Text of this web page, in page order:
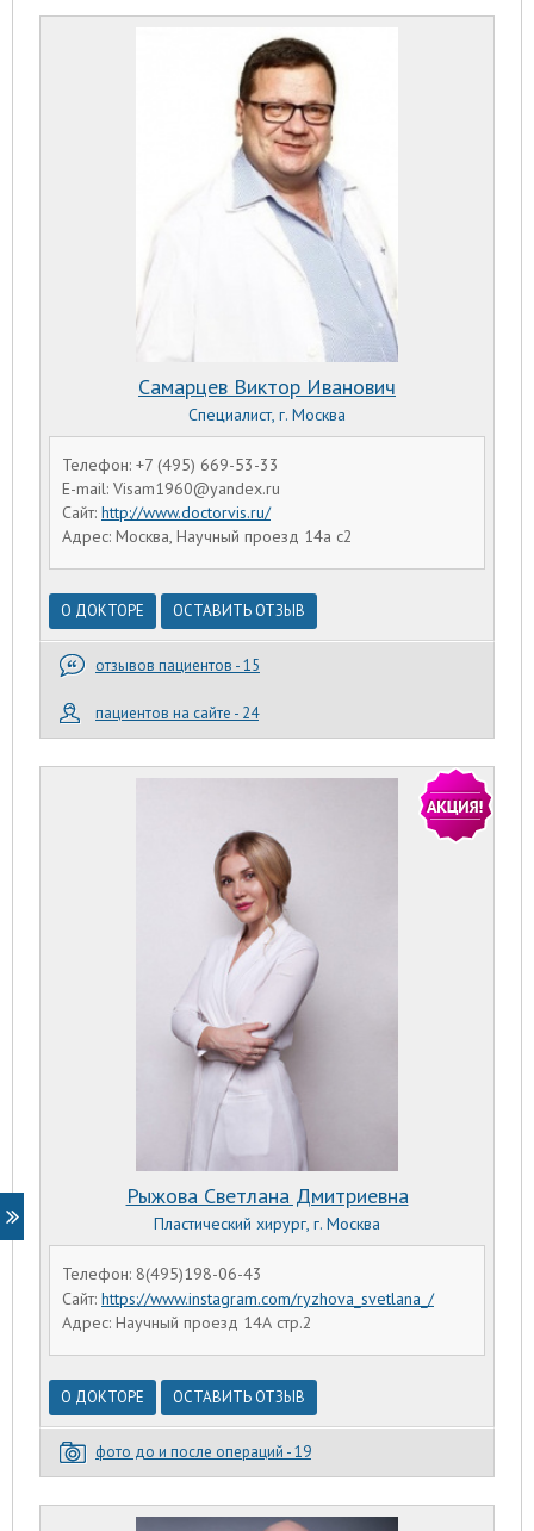
Телефон: +7 (495) 669-53-33
E-mail: Visam1960@yandex.ru
Сайт: http://www.doctorvis.ru/
Адрес: Москва, Научный проезд 14а с2
Самарцев Виктор Иванович
Специалист, г. Москва
О ДОКТОРЕ ОСТАВИТЬ ОТЗЫВ
отзывов пациентов - 15
пациентов на сайте - 24
Телефон: 8(495)198-06-43
Сайт: https://www.instagram.com/ryzhova_svetlana_/
Адрес: Научный проезд 14А стр.2
Рыжова Светлана Дмитриевна
Пластический хирург, г. Москва
О ДОКТОРЕ ОСТАВИТЬ ОТЗЫВ
фото до и после операций - 19